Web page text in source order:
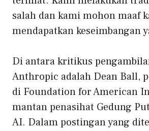
salah dan kami mohon maaf
mendapatkan keseimbangan
Di antara kritikus
Anthropic adalah Dean Ball,
di Foundation for American
mantan penasihat Gedung
AI. Dalam postingan yang